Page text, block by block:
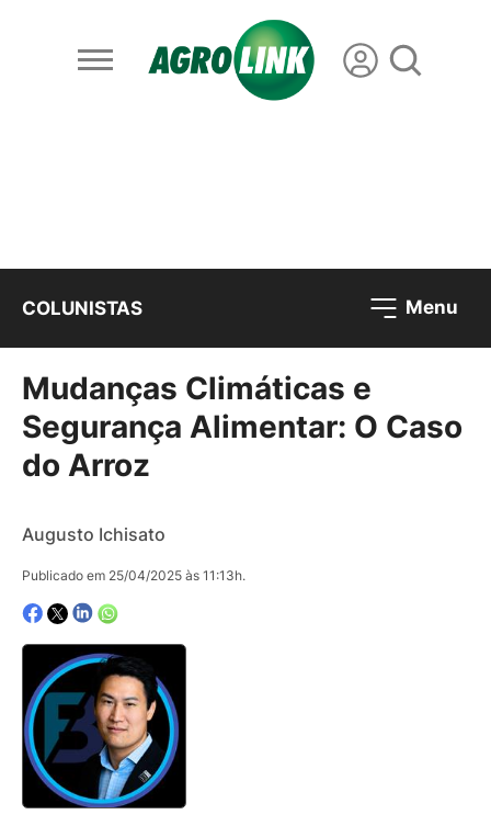
COLUNISTAS Menu
Mudanças Climáticas e
Segurança Alimentar: O Caso
do Arroz
Augusto Ichisato
Publicado em 25/04/2025 às 11:13h.